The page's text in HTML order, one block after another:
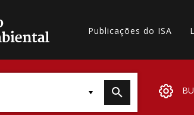
Publicações do ISA